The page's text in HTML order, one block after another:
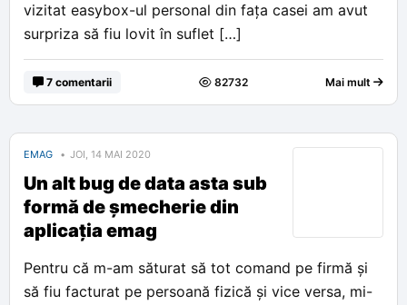
vizitat easybox-ul personal din fața casei am avut
surpriza să fiu lovit în suflet […]
7 comentarii 82732 Mai mult
EMAG JOI, 14 MAI 2020
Un alt bug de data asta sub
formă de șmecherie din
aplicația emag
Pentru că m-am săturat să tot comand pe firmă și
să fiu facturat pe persoană fizică și vice versa, mi-